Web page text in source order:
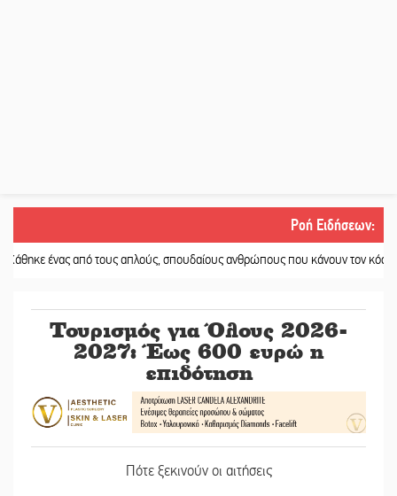
Ροή Ειδήσεων:
από τους απλούς, σπουδαίους ανθρώπους που κάνουν τον κόσμο λίγο πιο
Τουρισμός για Όλους 2026-
2027: Έως 600 ευρώ η
επιδότηση
Πότε ξεκινούν οι αιτήσεις